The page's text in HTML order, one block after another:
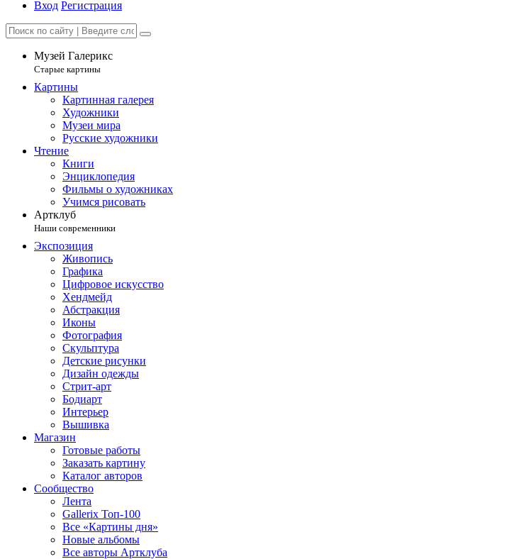
Вход Регистрация
Музей Галерикс
Старые картины
Картины
Картинная галерея
Художники
Музеи мира
Русские художники
Чтение
Книги
Энциклопедия
Фильмы о художниках
Учимся рисовать
Артклуб
Наши современники
Экспозиция
Живопись
Графика
Цифровое искусство
Хендмейд
Абстракция
Иконы
Фотография
Скульптура
Детские рисунки
Дизайн одежды
Стрит-арт
Бодиарт
Интерьер
Вышивка
Магазин
Готовые работы
Заказать картину
Каталог авторов
Сообщество
Лента
Gallerix Топ-100
Все «Картины дня»
Новые альбомы
Все авторы Артклуба